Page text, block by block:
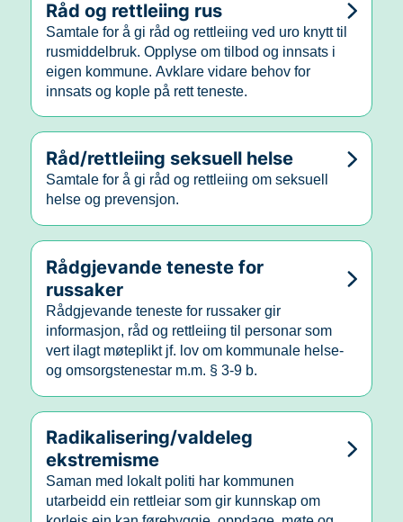
Råd og rettleiing rus
Samtale for å gi råd og rettleiing ved uro knytt til
rusmiddelbruk. Opplyse om tilbod og innsats i
eigen kommune. Avklare vidare behov for
innsats og kople på rett teneste.
Råd/rettleiing seksuell helse
Samtale for å gi råd og rettleiing om seksuell
helse og prevensjon.
Rådgjevande teneste for
russaker
Rådgjevande teneste for russaker gir
informasjon, råd og rettleiing til personar som
vert ilagt møteplikt jf. lov om kommunale helse-
og omsorgstenestar m.m. § 3-9 b.
Radikalisering/valdeleg
ekstremisme
Saman med lokalt politi har kommunen
utarbeidd ein rettleiar som gir kunnskap om